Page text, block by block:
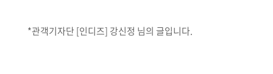
*관객기자단 [인디즈] 강신정 님의 글입니다.